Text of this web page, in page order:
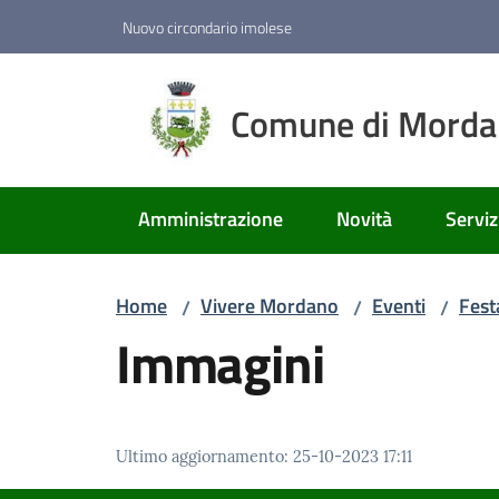
Nuovo circondario imolese
Comune di
Amministrazione Novità
Home / Vivere Mordano / Eventi /
Immagini
Ultimo aggiornamento: 25-10-2023 17:11